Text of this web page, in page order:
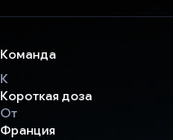
Команда
К
Короткая доза
От
Франция